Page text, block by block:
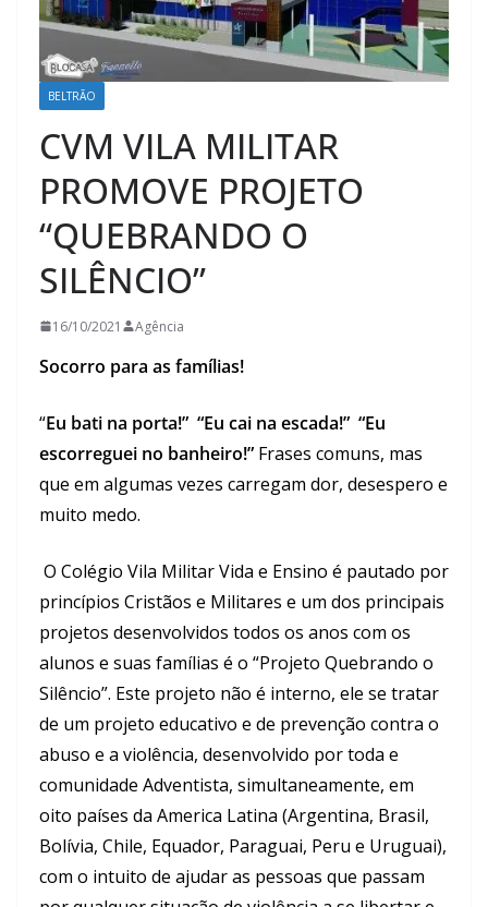
BELTRÃO
CVM VILA MILITAR
PROMOVE PROJETO
“QUEBRANDO O
SILÊNCIO”
16/10/2021 Agência
Socorro para as famílias!
“Eu bati na porta!” “Eu cai na escada!” “Eu
escorreguei no banheiro!” Frases comuns, mas
que em algumas vezes carregam dor, desespero e
muito medo.
O Colégio Vila Militar Vida e Ensino é pautado por
princípios Cristãos e Militares e um dos principais
projetos desenvolvidos todos os anos com os
alunos e suas famílias é o “Projeto Quebrando o
Silêncio”. Este projeto não é interno, ele se tratar
de um projeto educativo e de prevenção contra o
abuso e a violência, desenvolvido por toda e
comunidade Adventista, simultaneamente, em
oito países da America Latina (Argentina, Brasil,
Bolívia, Chile, Equador, Paraguai, Peru e Uruguai),
com o intuito de ajudar as pessoas que passam